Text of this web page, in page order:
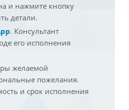
и нажмите кнопку
детали.
. Консультант
его исполнения
желаемой
пожелания.
и срок исполнения